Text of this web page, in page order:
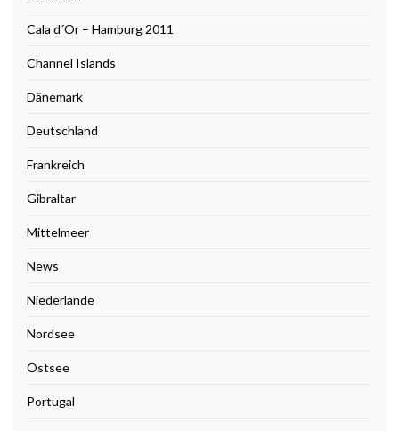
Cala d´Or – Hamburg 2011
Channel Islands
Dänemark
Deutschland
Frankreich
Gibraltar
Mittelmeer
News
Niederlande
Nordsee
Ostsee
Portugal